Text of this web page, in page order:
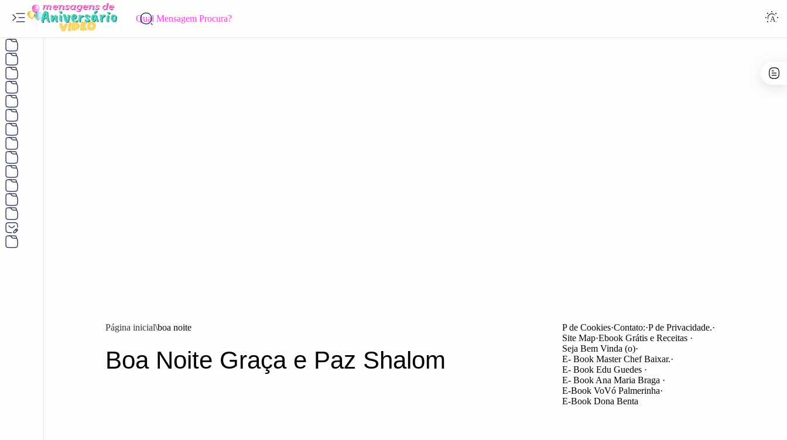
Página inicial boa noite
Boa Noite Graça e Paz Shalom
P de Cookies Contato: P de Privacidade.
Site Map Ebook Grátis e Receitas
Seja Bem Vinda (o)
E- Book Master Chef Baixar.
E- Book Edu Guedes
E- Book Ana Maria Braga
E-Book VoVó Palmerinha
E-Book Dona Benta